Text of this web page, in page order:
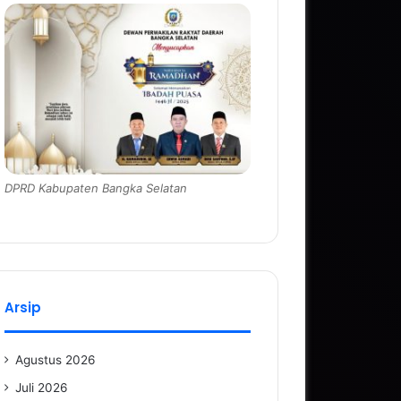
DPRD Kabupaten Bangka Selatan
Arsip
Agustus 2026
Juli 2026